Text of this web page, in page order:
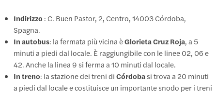
Indirizzo : C. Buen Pastor, 2, Centro, 14003 Córdoba,
Spagna.
In autobus: la fermata più vicina èGlorieta Cruz Roja, a 5
minuti a piedi dal locale. È raggiungibile con le linee 02, 06 e
42. Anche la linea 9 si ferma a 10 minuti dal locale.
In treno: la stazione dei treni diCórdobasi trova a 20 minuti
a piedi dal locale e costituisce un importante snodo per i treni